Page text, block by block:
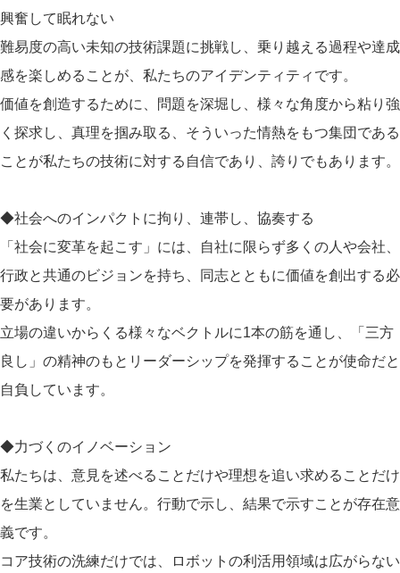
​興奮して眠れない
難易度の高い未知の技術課題に挑戦し、乗り越える過程や達成
感を楽しめることが、私たちのアイデンティティです。
​価値を創造するために、問題を深堀し、様々な角度から粘り強
く探求し、真理を掴み取る、そういった情熱をもつ集団である
ことが私たちの技術に対する自信であり、誇りでもあります。
◆社会へのインパクトに拘り、連帯し、協奏する
「社会に変革を起こす」には、自社に限らず多くの人や会社、
行政と共通のビジョンを持ち、同志とともに価値を創出する必
要があります。
立場の違いからくる様々なベクトルに1本の筋を通し、「三方
良し」の精神のもとリーダーシップを発揮することが使命だと
自負しています。
◆力づくのイノベーション
私たちは、意見を述べることだけや理想を追い求めることだけ
を生業としていません。行動で示し、結果で示すことが存在意
義です。
コア技術の洗練だけでは、ロボットの利活用領域は広がらない